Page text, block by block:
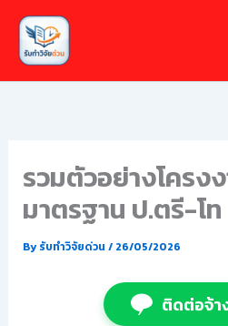
Skip
content
รวมตัวอย่างโครง
มาตรฐาน ป.ตรี-โ
Byรับทำวิจัยด่วน / 26/05/2026
ติดต่อจ้า